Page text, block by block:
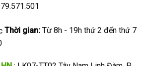
Thời gian: Từ 8h - 19h thứ 2 đến thứ 7